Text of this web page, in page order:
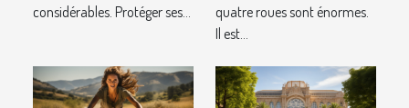
considérables. Protéger ses...
quatre roues sont énormes.
Il est...